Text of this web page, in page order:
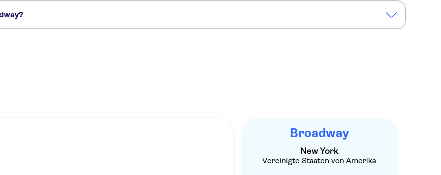
Top of the Rock
Broadway
New York
Vereinigte Staaten von Amerika